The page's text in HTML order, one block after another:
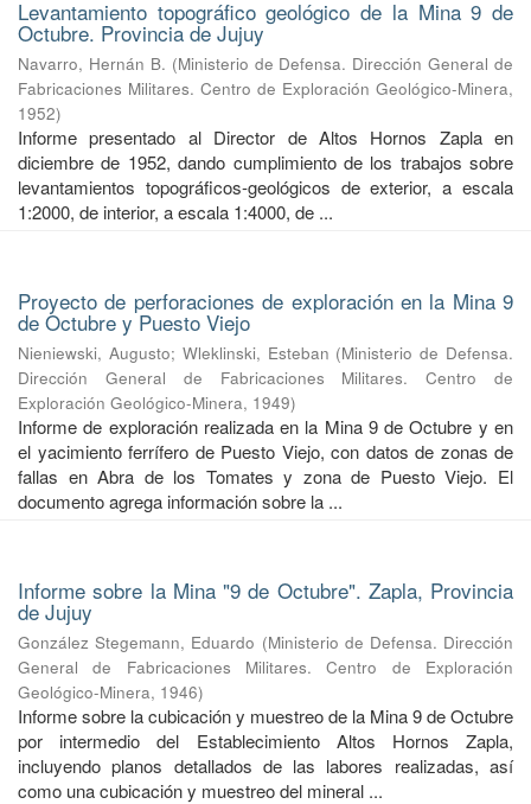
Levantamiento topográfico geológico de la Mina 9 de
Octubre. Provincia de Jujuy
Navarro, Hernán B. (Ministerio de Defensa. Dirección General de
Fabricaciones Militares. Centro de Exploración Geológico-Minera,
1952)
Informe presentado al Director de Altos Hornos Zapla en
diciembre de 1952, dando cumplimiento de los trabajos sobre
levantamientos topográficos-geológicos de exterior, a escala
1:2000, de interior, a escala 1:4000, de ...
Proyecto de perforaciones de exploración en la Mina 9
de Octubre y Puesto Viejo
Nieniewski, Augusto; Wleklinski, Esteban (Ministerio de Defensa.
Dirección General de Fabricaciones Militares. Centro de
Exploración Geológico-Minera, 1949)
Informe de exploración realizada en la Mina 9 de Octubre y en
el yacimiento ferrífero de Puesto Viejo, con datos de zonas de
fallas en Abra de los Tomates y zona de Puesto Viejo. El
documento agrega información sobre la ...
Informe sobre la Mina "9 de Octubre". Zapla, Provincia
de Jujuy
González Stegemann, Eduardo (Ministerio de Defensa. Dirección
General de Fabricaciones Militares. Centro de Exploración
Geológico-Minera, 1946)
Informe sobre la cubicación y muestreo de la Mina 9 de Octubre
por intermedio del Establecimiento Altos Hornos Zapla,
incluyendo planos detallados de las labores realizadas, así
como una cubicación y muestreo del mineral ...